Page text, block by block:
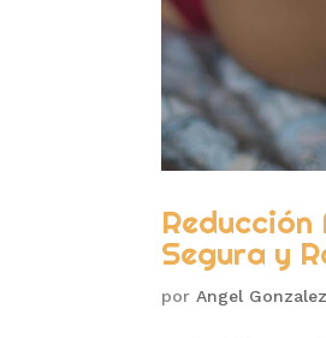
Segura y
por Angel Gonzalez